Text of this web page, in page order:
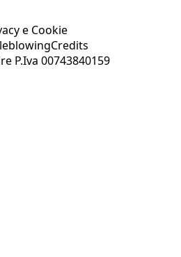
e Cookie
Credits
P.Iva 00743840159